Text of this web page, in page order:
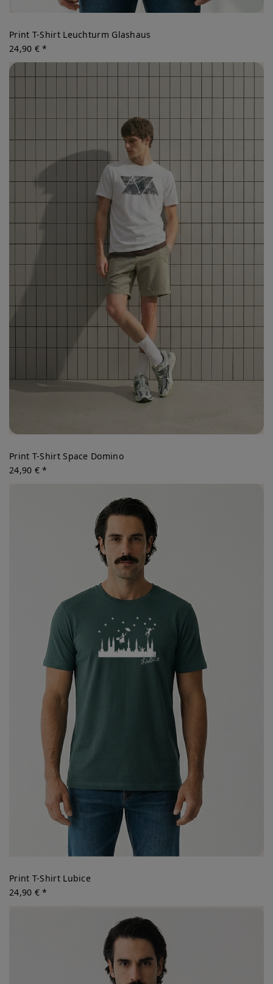
Print T-Shirt Leuchturm Glashaus
24,90 € *
Print T-Shirt Space Domino
24,90 € *
Print T-Shirt Lubice
24,90 € *